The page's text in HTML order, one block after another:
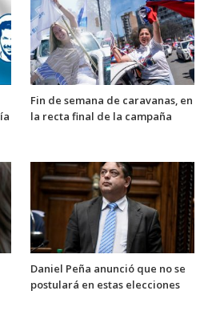
Fin de semana de caravanas, en
la recta final de la campaña
Daniel Peña anunció que no se
postulará en estas elecciones